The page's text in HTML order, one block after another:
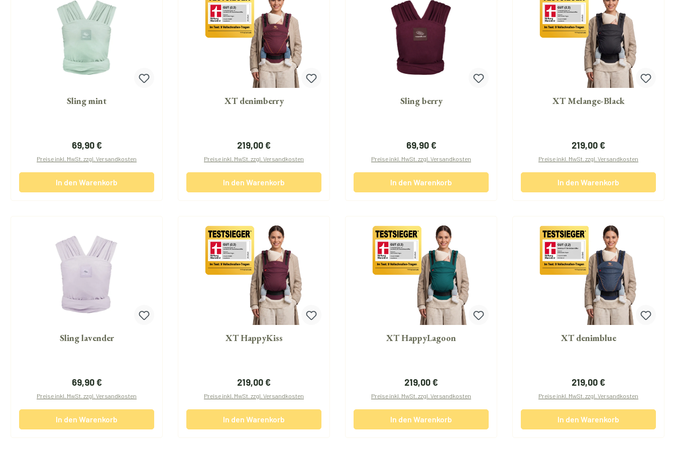
Sling mint
Regulärer Preis:
69,90 €
Preise inkl. MwSt. zzgl. Versandkosten
In den Warenkorb
XT denimberry
Regulärer Preis:
219,00 €
Preise inkl. MwSt. zzgl. Versandkosten
In den Warenkorb
Sling berry
Regulärer Preis:
69,90 €
Preise inkl. MwSt. zzgl. Versandkosten
In den Warenkorb
XT Melange-Black
Regulärer Preis:
219,00 €
Preise inkl. MwSt. zzgl. Versandkosten
In den Warenkorb
Sling lavender
Regulärer Preis:
69,90 €
Preise inkl. MwSt. zzgl. Versandkosten
In den Warenkorb
XT HappyKiss
Regulärer Preis:
219,00 €
Preise inkl. MwSt. zzgl. Versandkosten
In den Warenkorb
XT HappyLagoon
Regulärer Preis:
219,00 €
Preise inkl. MwSt. zzgl. Versandkosten
In den Warenkorb
XT denimblue
Regulärer Preis:
219,00 €
Preise inkl. MwSt. zzgl. Versandkosten
In den Warenkorb